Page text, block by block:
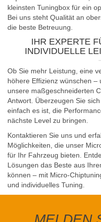
kleinsten Tuningbox für ein
Bei uns steht Qualität an
die beste Betreuung.
IHR EXPERTE
INDIVIDUELLE
Ob Sie mehr Leistung, eine
höhere Effizienz wünschen
unsere maßgeschneiderten
Antwort. Überzeugen Sie
einfach es ist, die
nächste Level zu bringen.
Kontaktieren Sie uns und
Möglichkeiten, die unser
für Ihr Fahrzeug bieten.
Lösungen das Beste aus
können – mit Micro-
und individuelles Tuning.